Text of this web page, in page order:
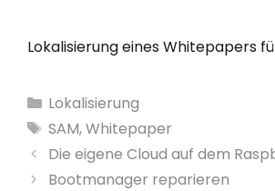
Lokalisierung eines Whitepapers
Kategorien
Lokalisierung
Schlagwörter
SAM,Whitepaper
Die eigene Cloud auf dem
Bootmanager reparieren